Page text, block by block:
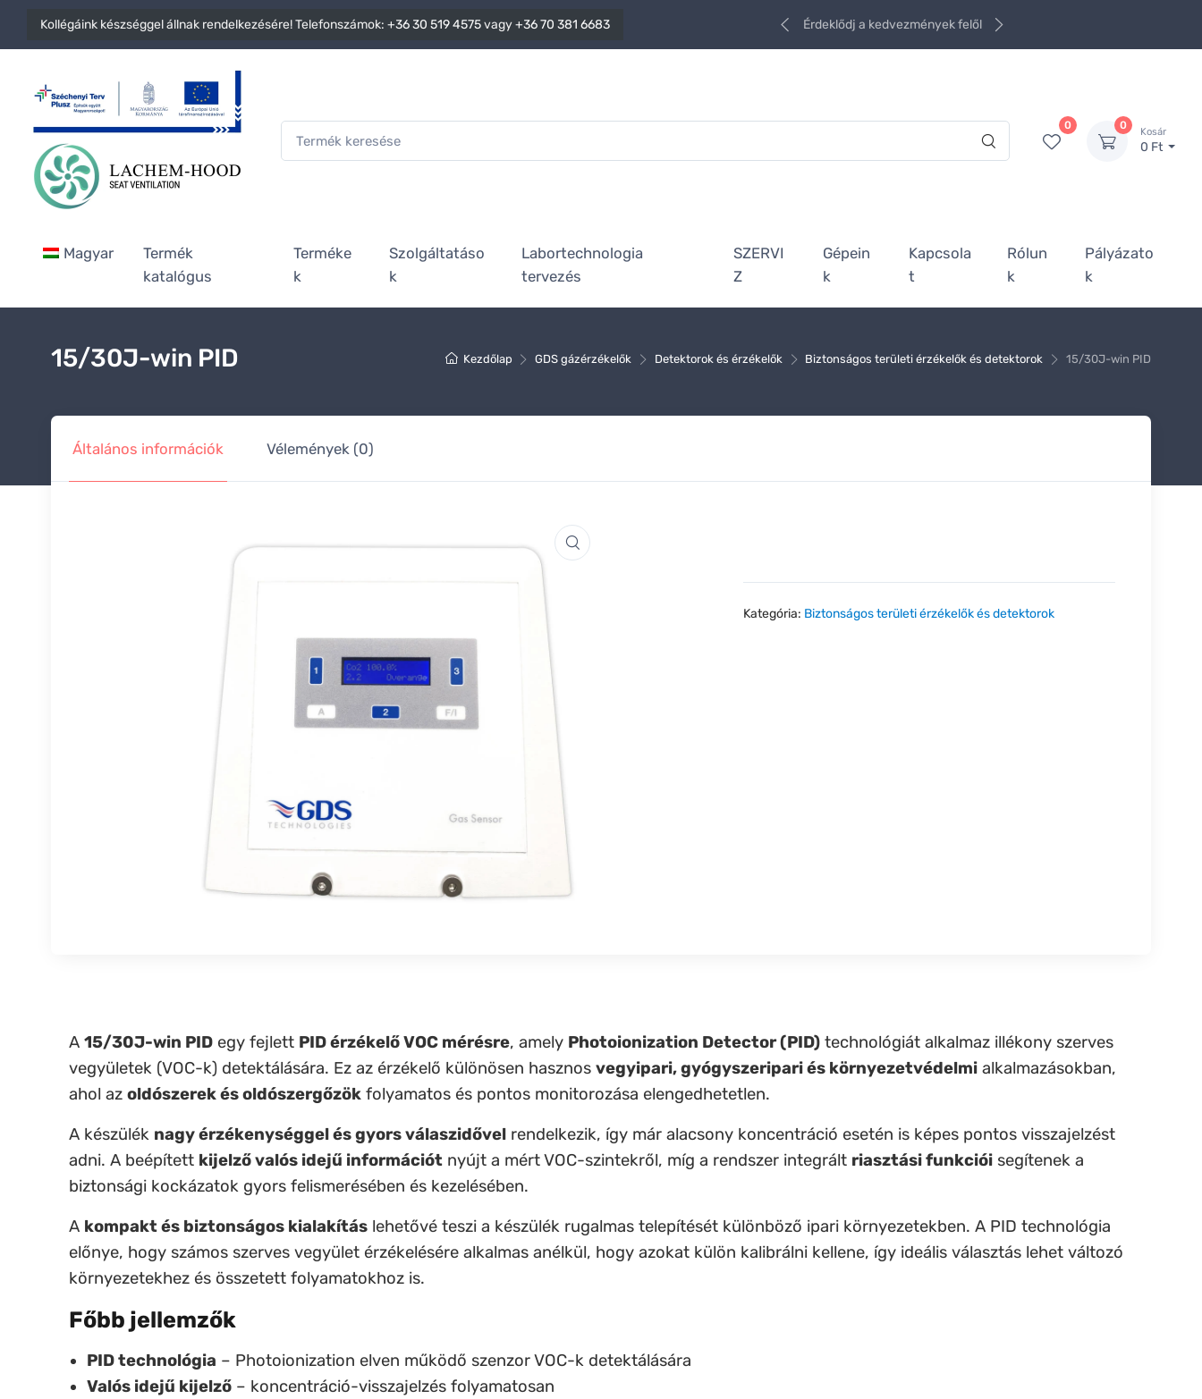
Kollégáink készséggel állnak rendelkezésére! Telefonszámok: +36 30 519 4575vagy+36 70 381 6683 Érdeklődj a kedvezmények felől
0 0
Kosár
0 Ft
Magyar
Termék
katalógus
Terméke
k
Szolgáltatáso
k
Labortechnologia
tervezés
SZERVI
Z
Gépein
k
Kapcsola
t
Rólun
k
Pályázato
k
Kezdőlap GDS gázérzékelők Detektorok és érzékelők Biztonságos területi érzékelők és detektorok 15/30J-win PID
15/30J-win PID
Általános információk Vélemények (0)
Kategória: Biztonságos területi érzékelők és detektorok
A 15/30J-win PID egy fejlett PID érzékelő VOC mérésre, amely Photoionization Detector (PID) technológiát alkalmaz illékony szerves
vegyületek (VOC-k) detektálására. Ez az érzékelő különösen hasznos vegyipari, gyógyszeripari és környezetvédelmi alkalmazásokban,
ahol az oldószerek és oldószergőzök folyamatos és pontos monitorozása elengedhetetlen.
A készülék nagy érzékenységgel és gyors válaszidővel rendelkezik, így már alacsony koncentráció esetén is képes pontos visszajelzést
adni. A beépített kijelző valós idejű információt nyújt a mért VOC-szintekről, míg a rendszer integrált riasztási funkciói segítenek a
biztonsági kockázatok gyors felismerésében és kezelésében.
A kompakt és biztonságos kialakítás lehetővé teszi a készülék rugalmas telepítését különböző ipari környezetekben. A PID technológia
előnye, hogy számos szerves vegyület érzékelésére alkalmas anélkül, hogy azokat külön kalibrálni kellene, így ideális választás lehet változó
környezetekhez és összetett folyamatokhoz is.
Főbb jellemzők
PID technológia – Photoionization elven működő szenzor VOC-k detektálására
Valós idejű kijelző – koncentráció-visszajelzés folyamatosan